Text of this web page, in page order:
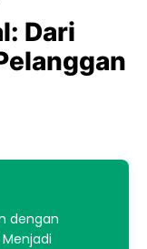
Dari
dengan